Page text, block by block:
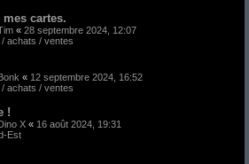
cartes.
« 28 septembre 2024, 12:07
achats / ventes
« 12 septembre 2024, 16:52
achats / ventes
!
X « 16 août 2024, 19:31
Est